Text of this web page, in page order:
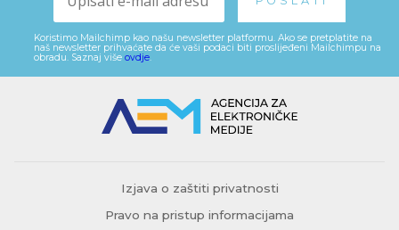
Koristimo Mailchimp kao našu newsletter platformu. Ako se pretplatite na
naš newsletter prihvaćate da će vaši podaci biti proslijeđeni Mailchimpu na
obradu. Saznaj više ovdje.
Izjava o zaštiti privatnosti
Pravo na pristup informacijama